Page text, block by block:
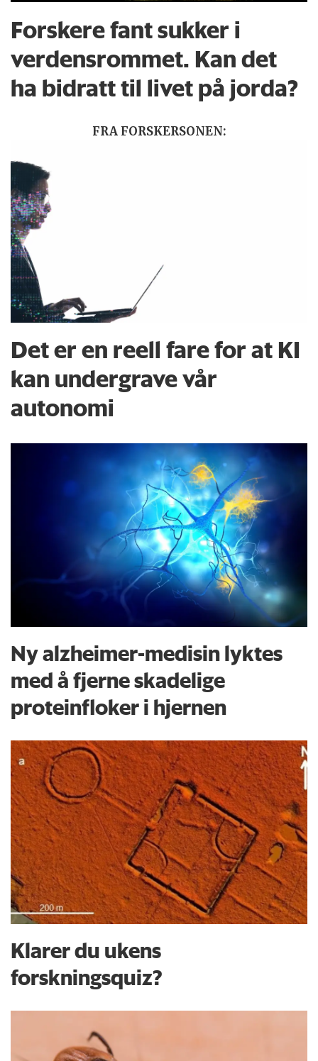
Forskere fant sukker i
verdensrommet. Kan det
ha bidratt til livet på jorda?
FRA FORSKERSONEN:
Det er en reell fare for at KI
kan undergrave vår
autonomi
Ny alzheimer-medisin lyktes
med å fjerne skadelige
proteinfloker i hjernen
Klarer du ukens
forskningsquiz?